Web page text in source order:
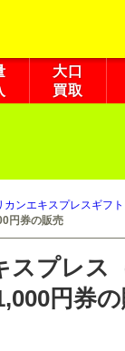
大口
買取
カンエキスプレスギフ
円券の販売
スプレス
円券